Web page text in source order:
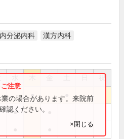
分泌内科 漢方内科
祝
●
●
の場合があります。来院前
認ください。
×閉じる